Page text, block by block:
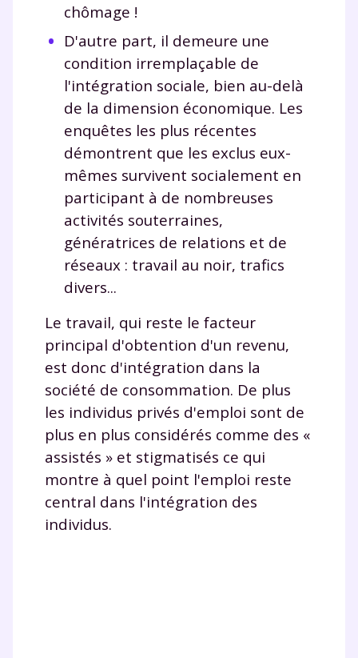
chômage !
D'autre part, il demeure une
condition irremplaçable de
l'intégration sociale, bien au-delà
de la dimension économique. Les
enquêtes les plus récentes
démontrent que les exclus eux-
mêmes survivent socialement en
participant à de nombreuses
activités souterraines,
génératrices de relations et de
réseaux : travail au noir, trafics
divers...
Le travail, qui reste le facteur
principal d'obtention d'un revenu,
est donc d'intégration dans la
société de consommation. De plus
les individus privés d'emploi sont de
plus en plus considérés comme des «
assistés » et stigmatisés ce qui
montre à quel point l'emploi reste
central dans l'intégration des
individus.
Fiches de cours et vidéos
corrigés ,podcasts de révisions
espace dédié aux parents
suivre les progrès
Tout le programme scolaire du CP à
la Terminale
Des profs expérimentés disponibles
à la demande par tchat, audio ou
vidéo
TESTER GRATUITEMENT
données à caractère personnel soient traitées par SEJER, sous
la marque myMaxicours, afin que SEJER puisse vous donner
accès au service de soutien scolaire pendant 24h. Pour en
savoir plus sur la gestion de vos données personnelles et
pour exercer vos droits, vous pouvez consulter notre
charte.
J’accepte de recevoir les actualités et des
communications de la part de
myMaxicours.
Votre adresse e-mail sera exclusivement utilisée pour
vous envoyer notre newsletter. Vous pourrez vous